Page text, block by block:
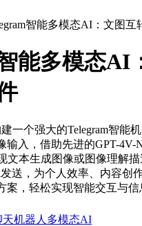
智能多模态AI：文图互
能多模态AI
一个强大的Telegram智能
输入，借助先进的GPT-4V-
文本生成图像或图像理解
送，为个人效率、内容创
案，轻松实现智能交互与信
机器人 多模态AI